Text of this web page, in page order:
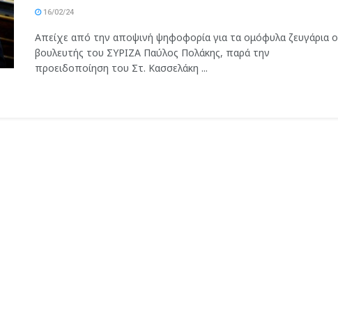
16/02/24
Απείχε από την αποψινή ψηφοφορία για τα ομόφυλα ζευγάρια ο
βουλευτής του ΣΥΡΙΖΑ Παύλος Πολάκης, παρά την
προειδοποίηση του Στ. Κασσελάκη ...